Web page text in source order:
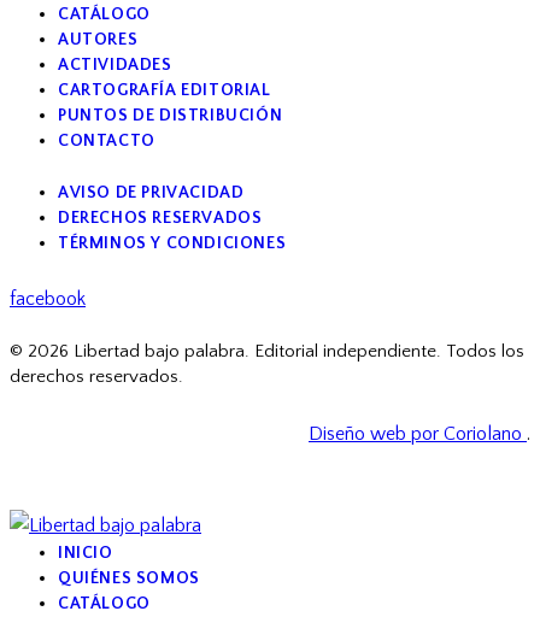
CATÁLOGO
AUTORES
ACTIVIDADES
CARTOGRAFÍA EDITORIAL
PUNTOS DE DISTRIBUCIÓN
CONTACTO
AVISO DE PRIVACIDAD
DERECHOS RESERVADOS
TÉRMINOS Y CONDICIONES
facebook
© 2026 Libertad bajo palabra. Editorial independiente. Todos los
derechos reservados.
Diseño web por Coriolano .
INICIO
QUIÉNES SOMOS
CATÁLOGO